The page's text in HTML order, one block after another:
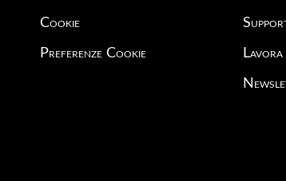
Cookie
Preferenze Cookie